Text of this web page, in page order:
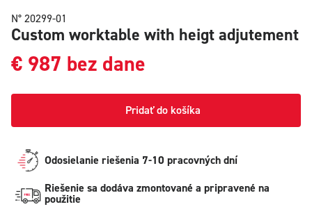
N° 20299-01
Custom worktable with heigt adjutement
€ 987 bez dane
Pridať do košíka
Odosielanie riešenia 7-10 pracovných dní
Riešenie sa dodáva zmontované a pripravené na
použitie